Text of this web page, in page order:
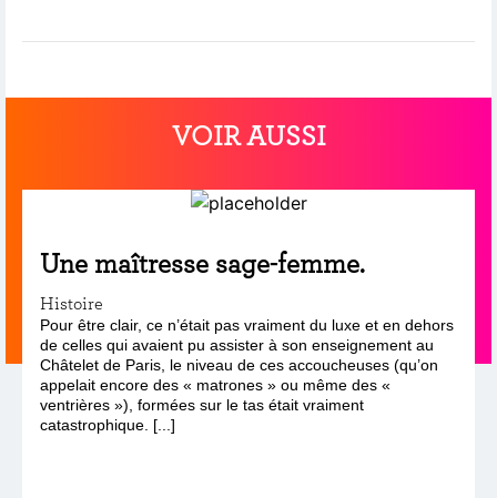
VOIR AUSSI
Une maîtresse sage-femme.
Histoire
Pour être clair, ce n’était pas vraiment du luxe et en dehors
de celles qui avaient pu assister à son enseignement au
Châtelet de Paris, le niveau de ces accoucheuses (qu’on
appelait encore des « matrones » ou même des «
ventrières »), formées sur le tas était vraiment
catastrophique. [...]